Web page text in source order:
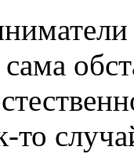
то